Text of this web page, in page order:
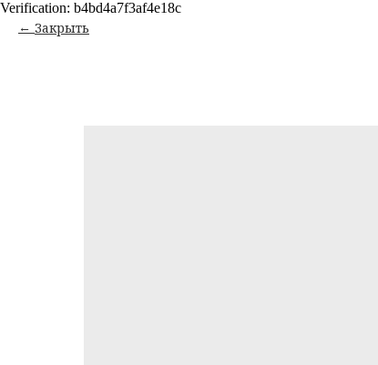
Verification: b4bd4a7f3af4e18c
Закрыть